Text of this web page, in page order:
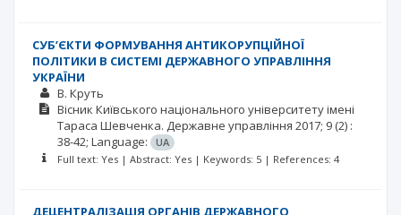
СУБ’ЄКТИ ФОРМУВАННЯ АНТИКОРУПЦІЙНОЇ
ПОЛІТИКИ В СИСТЕМІ ДЕРЖАВНОГО УПРАВЛІННЯ
УКРАЇНИ
В. Круть
Вісник Київського національного університету імені
Тараса Шевченка. Державне управління 2017; 9 (2) :
38-42; Language:
UA
Full text: Yes | Abstract: Yes | Keywords: 5 | References: 4
ДЕЦЕНТРАЛІЗАЦІЯ ОРГАНІВ ДЕРЖАВНОГО